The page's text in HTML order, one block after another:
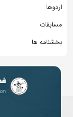
اردوها
مسابقات
بخشنامه ها